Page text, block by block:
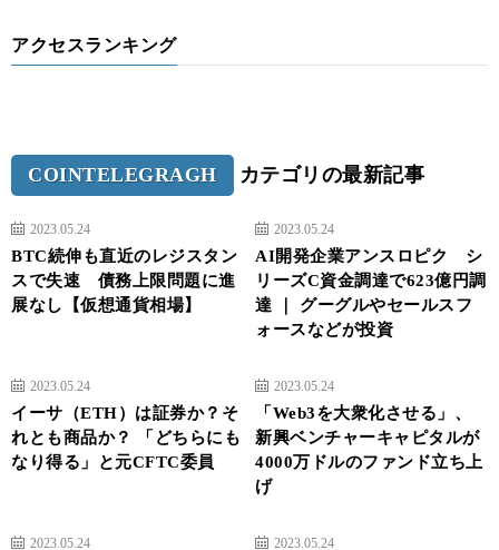
アクセスランキング
COINTELEGRAGH カテゴリの最新記事
2023.05.24
BTC続伸も直近のレジスタン
スで失速 債務上限問題に進
展なし【仮想通貨相場】
2023.05.24
AI開発企業アンスロピク シ
リーズC資金調達で623億円調
達 ｜ グーグルやセールスフ
ォースなどが投資
2023.05.24
イーサ（ETH）は証券か？そ
れとも商品か？ 「どちらにも
なり得る」と元CFTC委員
2023.05.24
「Web3を大衆化させる」、
新興ベンチャーキャピタルが
4000万ドルのファンド立ち上
げ
2023.05.24 2023.05.24